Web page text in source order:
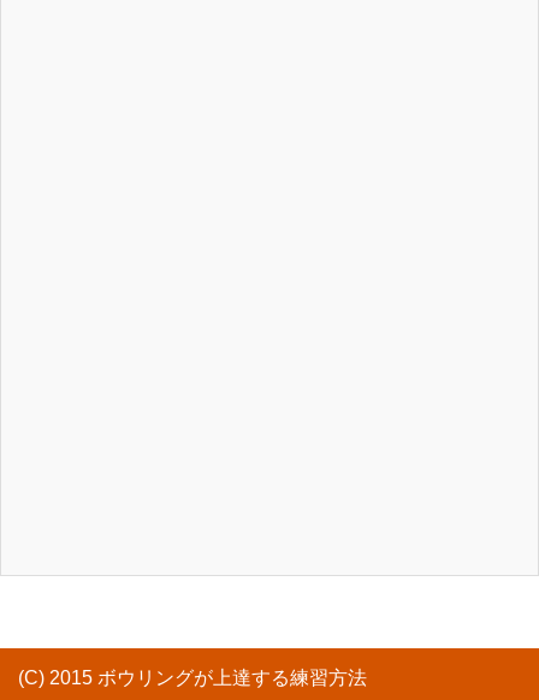
(C) 2015 ボウリングが上達する練習方法